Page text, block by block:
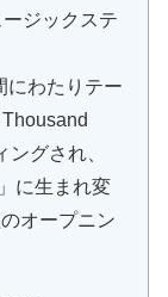
ジックステ
にわたりテー
グされ、
に生まれ変
オープニン